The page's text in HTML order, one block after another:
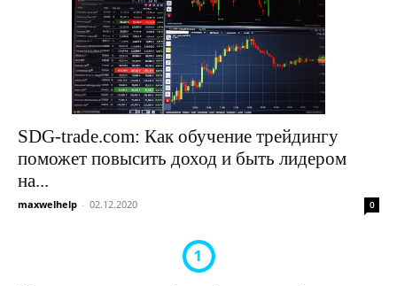
SDG-trade.com: Как обучение трейдингу
поможет повысить доход и быть лидером
на...
maxwelhelp - 02.12.2020 0